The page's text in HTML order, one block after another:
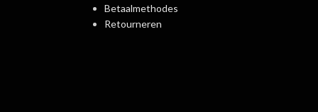
Betaalmethodes
Retourneren